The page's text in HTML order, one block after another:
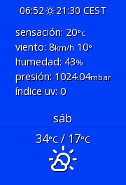
06:52
21:30 CEST
sensación: 20°c
viento: 8km/h10°
humedad: 43%
presión: 1024.04mbar
índice uv: 0
sáb
34°C/ 17°C